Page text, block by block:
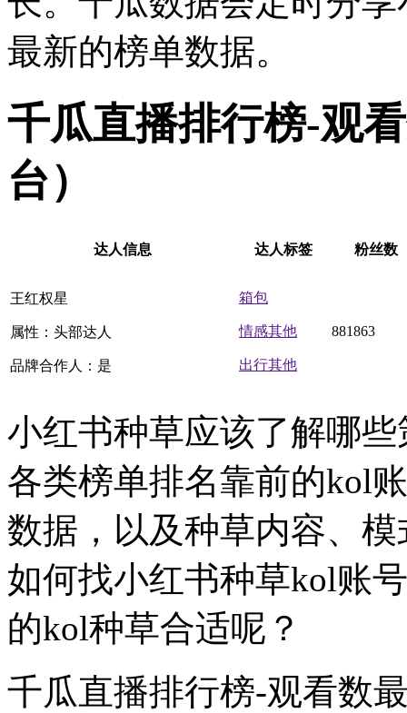
最新的榜单数据。
千瓜直播排行榜-观
台）
达人信息 达人标签 粉丝数
王红权星
属性：头部达人
品牌合作人：是
箱包
情感其他
出行其他
881863
小红书种草应该了解哪
各类榜单排名靠前的kol
数据，以及种草内容、
如何找小红书种草kol账
的kol种草合适呢？
千瓜直播排行榜-观看数